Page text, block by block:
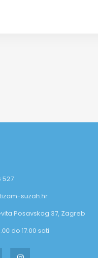
527
suzah.hr
Posavskog 37, Zagreb
do 17.00 sati